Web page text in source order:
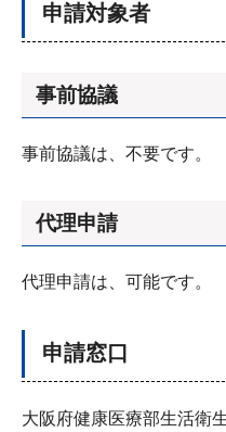
申請対象者
事前協議
事前協議は、不要です。
代理申請
代理申請は、可能です。
申請窓口
大阪府健康医療部生活衛